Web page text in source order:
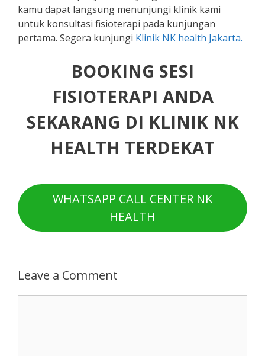
kamu dapat langsung menunjungi klinik kami
untuk konsultasi fisioterapi pada kunjungan
pertama. Segera kunjungi Klinik NK health Jakarta.
BOOKING SESI
FISIOTERAPI ANDA
SEKARANG DI KLINIK NK
HEALTH TERDEKAT
WHATSAPP CALL CENTER NK
HEALTH
Leave a Comment